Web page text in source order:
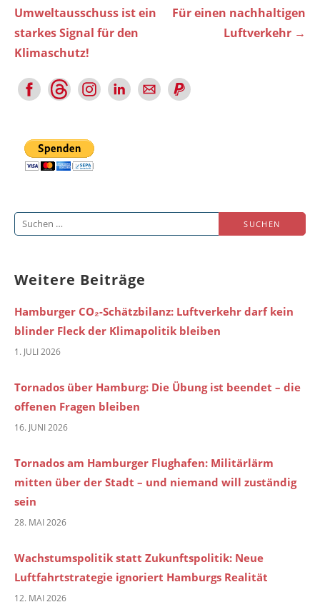
Umweltausschuss ist ein
starkes Signal für den
Klimaschutz!
Für einen nachhaltigen
Luftverkehr →
Suchen
nach:
Weitere Beiträge
Hamburger CO₂-Schätzbilanz: Luftverkehr darf kein
blinder Fleck der Klimapolitik bleiben
1. JULI 2026
Tornados über Hamburg: Die Übung ist beendet – die
offenen Fragen bleiben
16. JUNI 2026
Tornados am Hamburger Flughafen: Militärlärm
mitten über der Stadt – und niemand will zuständig
sein
28. MAI 2026
Wachstumspolitik statt Zukunftspolitik: Neue
Luftfahrtstrategie ignoriert Hamburgs Realität
12. MAI 2026